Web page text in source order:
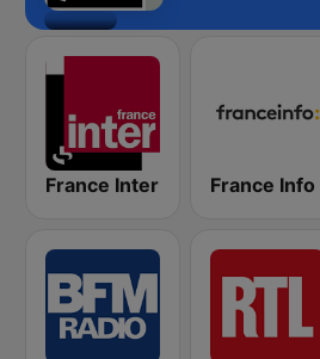
France Inter France Info